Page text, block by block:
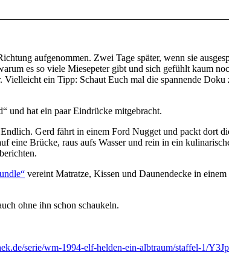
aufgenommen. Zwei Tage später, wenn sie
es so viele Miesepeter gibt und sich gefühlt kaum
ein Tipp: Schaut Euch mal die spannende Doku
und hat ein paar Eindrücke mitgebracht.
Gerd fährt in einem Ford Nugget und packt dort
eine Brücke, raus aufs Wasser und rein in ein
vereint Matratze, Kissen und Daunendecke in
ohne ihn schon schaukeln.
serie/wm-1994-elf-helden-ein-albtraum/staffel-1/